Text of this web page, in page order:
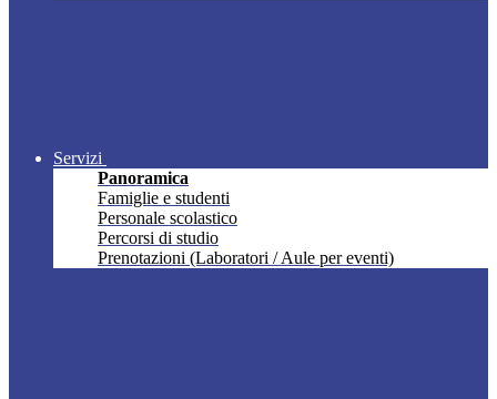
Servizi
Panoramica
Famiglie e studenti
Personale scolastico
Percorsi di studio
Prenotazioni (Laboratori / Aule per eventi)